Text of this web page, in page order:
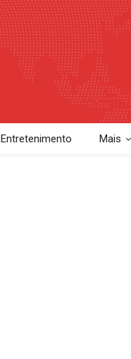
Entretenimento Mais